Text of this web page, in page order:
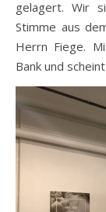
gelagert. Wir
Stimme aus
Herrn Fiege.
Bank und